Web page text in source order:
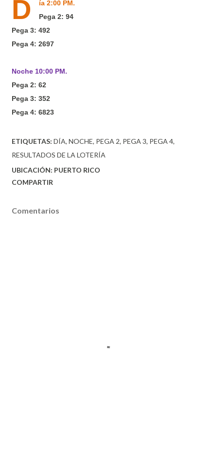
D
ía 2:00 PM.
Pega 2: 94
Pega 3: 492
Pega 4: 2697
Noche 10:00 PM.
Pega 2: 62
Pega 3: 352
Pega 4: 6823
ETIQUETAS: DÍA NOCHE PEGA 2 PEGA 3 PEGA 4
RESULTADOS DE LA LOTERÍA
UBICACIÓN: PUERTO RICO
COMPARTIR
Comentarios